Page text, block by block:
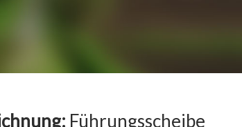
Führungsscheibe